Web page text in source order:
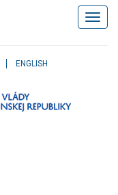
ENGLISH